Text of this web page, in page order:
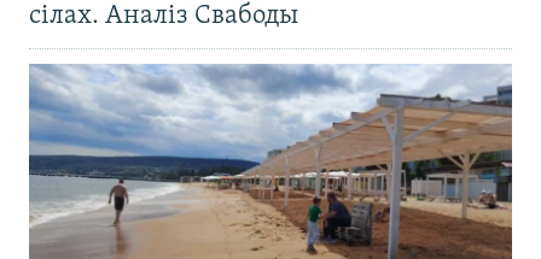
сілах. Аналіз Свабоды